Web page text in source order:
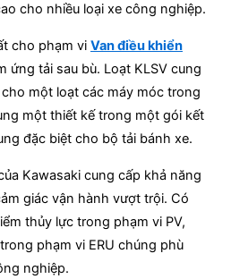
cho nhiều loại xe công nghiệp.
cho phạm vi Van điều khiển
ứng tải sau bù. Loạt KLSV cung
một loạt các máy móc trong
một thiết kế trong một gói kết
đặc biệt cho bộ tải bánh xe.
Kawasaki cung cấp khả năng
giác vận hành vượt trội. Có
thủy lực trong phạm vi PV,
phạm vi ERU chúng phù
nghiệp.